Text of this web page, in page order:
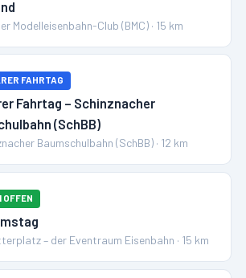
Modelleisenbahn-Club (BMC) · 15 km
FAHRTAG
Fahrtag – Schinznacher
(SchBB)
Baumschulbahn (SchBB) · 12 km
OFFEN
– der Eventraum Eisenbahn · 15 km